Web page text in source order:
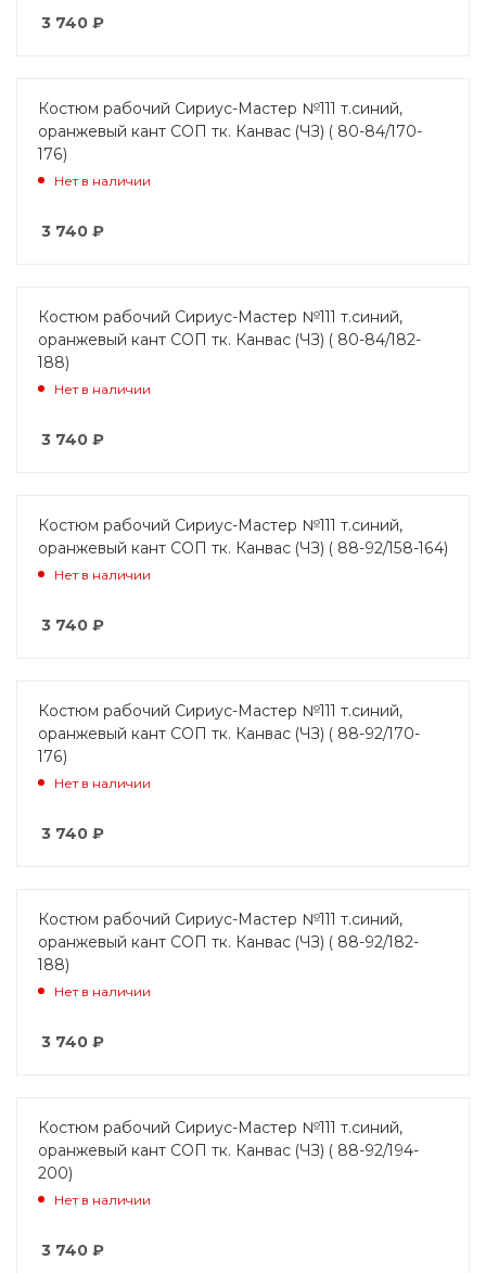
3 740 ₽
Костюм рабочий Сириус-Мастер №111 т.синий,
оранжевый кант СОП тк. Канвас (ЧЗ) ( 80-84/170-
176)
Нет в наличии
3 740 ₽
Костюм рабочий Сириус-Мастер №111 т.синий,
оранжевый кант СОП тк. Канвас (ЧЗ) ( 80-84/182-
188)
Нет в наличии
3 740 ₽
Костюм рабочий Сириус-Мастер №111 т.синий,
оранжевый кант СОП тк. Канвас (ЧЗ) ( 88-92/158-164)
Нет в наличии
3 740 ₽
Костюм рабочий Сириус-Мастер №111 т.синий,
оранжевый кант СОП тк. Канвас (ЧЗ) ( 88-92/170-
176)
Нет в наличии
3 740 ₽
Костюм рабочий Сириус-Мастер №111 т.синий,
оранжевый кант СОП тк. Канвас (ЧЗ) ( 88-92/182-
188)
Нет в наличии
3 740 ₽
Костюм рабочий Сириус-Мастер №111 т.синий,
оранжевый кант СОП тк. Канвас (ЧЗ) ( 88-92/194-
200)
Нет в наличии
3 740 ₽